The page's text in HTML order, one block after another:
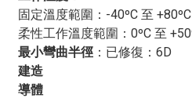
固定溫度範圍：-40ºC 至 +80ºC
柔性工作溫度範圍：0ºC 至
最小彎曲半徑： 已修復：6D
建造
導體
變電站和工業設施等場所，這
的存在，火災風險較高。此電
電力系統持續安全運作的理想
能有效保障電力系統的安全運
（LSZH）護套具有低煙無鹵化